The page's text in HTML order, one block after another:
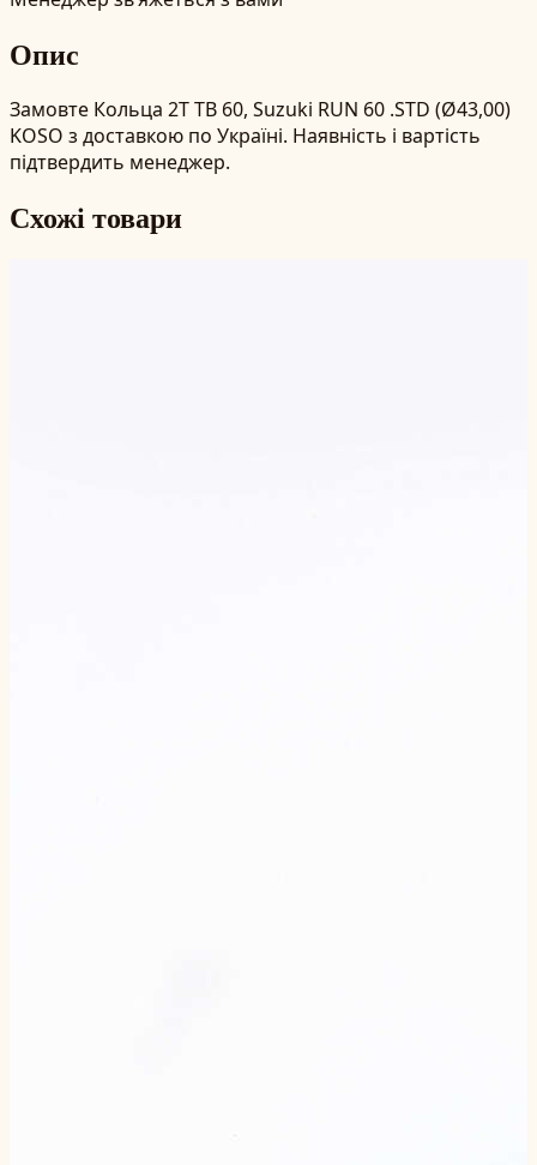
Опис
Замовте Кольца 2T TB 60, Suzuki RUN 60 .STD (Ø43,00)
KOSO з доставкою по Україні. Наявність і вартість
підтвердить менеджер.
Схожі товари